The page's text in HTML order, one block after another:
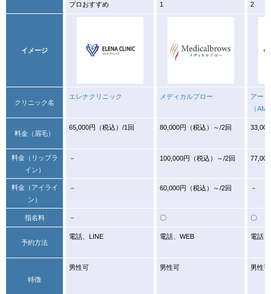
プロおすすめ 1 2
イメージ
クリニック名
エレナクリニック メディカルブロー
アー
（
料金（眉毛）
65,000円（税込）/1回 80,000円（税込）～/2回
料金（リップラ
イン）
－ 100,000円（税込）～/2回
料金（アイライ
ン）
－ 60,000円（税込）～/2回 －
指名料 － 〇 〇
予約方法
電話、LINE 電話、WEB 電話
特徴
男性可 男性可 男性